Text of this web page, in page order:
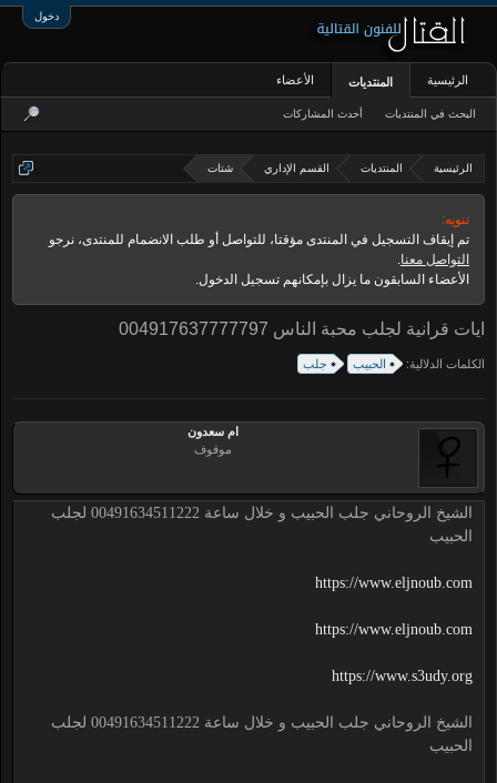
دخول
الرئيسية المنتديات القسم الإداري شتات
تنويه:
تم إيقاف التسجيل في المنتدى مؤقتا، للتواصل أو طلب الانضمام للمنتدى، نرجو
التواصل معنا.
الأعضاء السابقون ما يزال بإمكانهم تسجيل الدخول.
ايات قرانية لجلب محبة الناس 004917637777797
الكلمات الدلالية: الحبيب جلب
ام سعدون
موقوف
الشيخ الروحاني جلب الحبيب و خلال ساعة 00491634511222 لجلب
الحبيب
https://www.eljnoub.com
https://www.eljnoub.com
https://www.s3udy.org
الشيخ الروحاني جلب الحبيب و خلال ساعة 00491634511222 لجلب
الحبيب
الرئيسية المنتديات
البحث في المنتديات أحدث المشاركات
الأعضاء